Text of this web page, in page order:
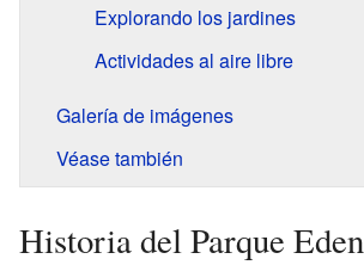
Explorando los jardines
Actividades al aire libre
Galería de imágenes
Véase también
Historia del Parque